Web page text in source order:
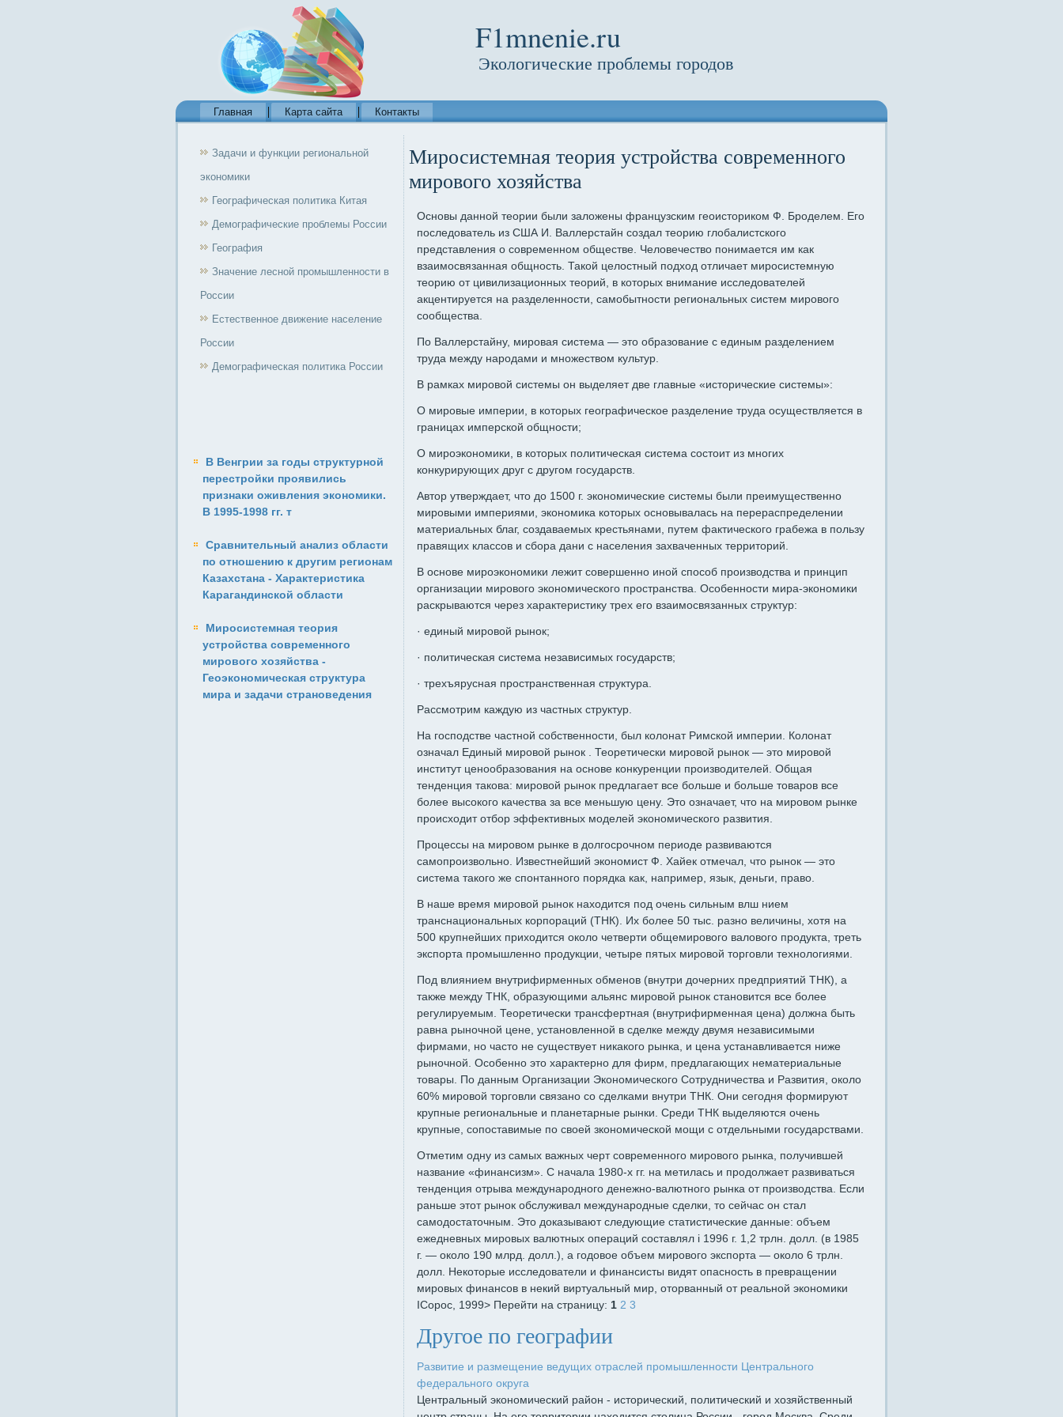
F1mnenie.ru
Экологические проблемы городов
Главная Карта сайта Контакты
Задачи и функции региональной
экономики
Географическая политика Китая
Демографические проблемы России
География
Значение лесной промышленности в
России
Естественное движение население
России
Демографическая политика России
В Венгрии за годы структурной
перестройки проявились
признаки оживления экономики.
В 1995-1998 гг. т
Сравнительный анализ области
по отношению к другим регионам
Казахстана - Характеристика
Карагандинской области
Миросистемная теория
устройства современного
мирового хозяйства -
Геоэкономическая структура
мира и задачи страноведения
Миросистемная теория устройства современного
мирового хозяйства
Основы данной теории были заложены французским геоисториком Ф. Броделем. Его
последователь из США И. Валлерстайн создал теорию глобалистского
представления о современном обществе. Человечество понимается им как
взаимосвязанная общность. Такой целостный подход отличает миросистемную
теорию от цивилизационных теорий, в которых внимание исследователей
акцентируется на разделенности, самобытности региональных систем мирового
сообщества.
По Валлерстайну, мировая система — это образование с единым разделением
труда между народами и множеством культур.
В рамках мировой системы он выделяет две главные «исторические системы»:
О мировые империи, в которых географическое разделение труда осуществляется в
границах имперской общности;
О мироэкономики, в которых политическая система состоит из многих
конкурирующих друг с другом государств.
Автор утверждает, что до 1500 г. экономические системы были преимущественно
мировыми империями, экономика которых основывалась на перераспределении
материальных благ, создаваемых крестьянами, путем фактического грабежа в пользу
правящих классов и сбора дани с населения захваченных территорий.
В основе мироэкономики лежит совершенно иной способ производства и принцип
организации мирового экономического пространства. Особенности мира-экономики
раскрываются через характеристику трех его взаимосвязанных структур:
· единый мировой рынок;
· политическая система независимых государств;
· трехъярусная пространственная структура.
Рассмотрим каждую из частных структур.
На господстве частной собственности, был колонат Римской империи. Колонат
означал Единый мировой рынок . Теоретически мировой рынок — это мировой
институт ценообразования на основе конкуренции производителей. Общая
тенденция такова: мировой рынок предлагает все больше и больше товаров все
более высокого качества за все меньшую цену. Это означает, что на мировом рынке
происходит отбор эффективных моделей экономического развития.
Процессы на мировом рынке в долгосрочном периоде развиваются
самопроизвольно. Известнейший экономист Ф. Хайек отмечал, что рынок — это
система такого же спонтанного порядка как, например, язык, деньги, право.
В наше время мировой рынок находится под очень сильным влш нием
транснациональных корпораций (ТНК). Их более 50 тыс. разно величины, хотя на
500 крупнейших приходится около четверти общемирового валового продукта, треть
экспорта промышленно продукции, четыре пятых мировой торговли технологиями.
Под влиянием внутрифирменных обменов (внутри дочерних предприятий ТНК), а
также между ТНК, образующими альянс мировой рынок становится все более
регулируемым. Теоретически трансфертная (внутрифирменная цена) должна быть
равна рыночной цене, установленной в сделке между двумя независимыми
фирмами, но часто не существует никакого рынка, и цена устанавливается ниже
рыночной. Особенно это характерно для фирм, предлагающих нематериальные
товары. По данным Организации Экономического Сотрудничества и Развития, около
60% мировой торговли связано со сделками внутри ТНК. Они сегодня формируют
крупные региональные и планетарные рынки. Среди ТНК выделяются очень
крупные, сопоставимые по своей зкономической мощи с отдельными государствами.
Отметим одну из самых важных черт современного мирового рынка, получившей
название «финансизм». С начала 1980-х гг. на метилась и продолжает развиваться
тенденция отрыва международного денежно-валютного рынка от производства. Если
раньше этот рынок обслуживал международные сделки, то сейчас он стал
самодостаточным. Это доказывают следующие статистические данные: объем
ежедневных мировых валютных операций составлял і 1996 г. 1,2 трлн. долл. (в 1985
г. — около 190 млрд. долл.), а годовое объем мирового экспорта — около 6 трлн.
долл. Некоторые исследователи и финансисты видят опасность в превращении
мировых финансов в некий виртуальный мир, оторванный от реальной экономики
ІСорос, 1999> Перейти на страницу: 1 2 3
Другое по географии
Развитие и размещение ведущих отраслей промышленности Центрального
федерального округа
Центральный экономический район - исторический, политический и хозяйственный